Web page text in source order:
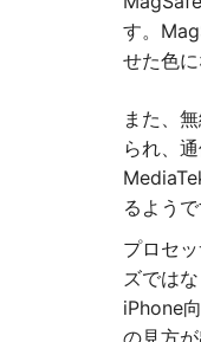
す。
せた色
また、
られ、
るようで
プロセ
ズでは
iPhone
の見方